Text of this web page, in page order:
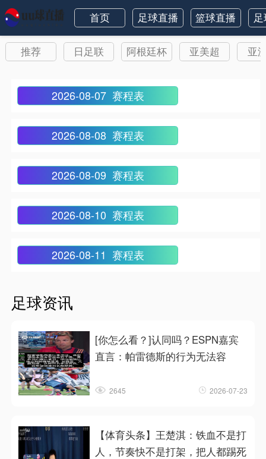
首页 足球直播 篮球直播
推荐 日足联 阿根廷杯 亚美超 亚
2026-08-07 赛程表
2026-08-08 赛程表
2026-08-09 赛程表
2026-08-10 赛程表
2026-08-11 赛程表
足球资讯
[你怎么看？]认同吗？ESPN嘉宾
直言：帕雷德斯的行为无法容
2645 2026-07-23
【体育头条】王楚淇：铁血不是打
人，节奏快不是打架，把人都踢死